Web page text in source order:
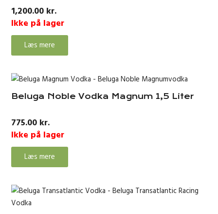
1,200.00 kr.
Ikke på lager
Læs mere
Beluga Noble Vodka Magnum 1,5 Liter
775.00 kr.
Ikke på lager
Læs mere